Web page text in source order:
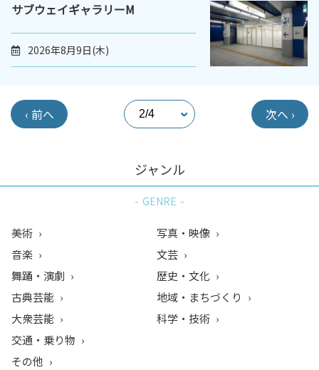
サブウェイギャラリーM
2026年8月9日(木)
‹ 前へ 次へ ›
ジャンル
GENRE
美術
音楽
舞踊・演劇
古典芸能
大衆芸能
写真・映像
文芸
歴史・文化
地域・まちづくり
科学・技術
交通・乗り物
その他